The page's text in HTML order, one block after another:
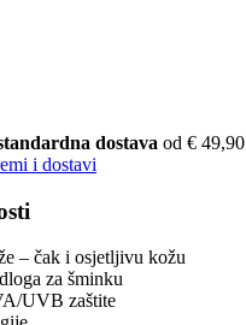
dostava od € 49,90
i dostavi
– čak i osjetljivu kožu
za šminku
UVB zaštite